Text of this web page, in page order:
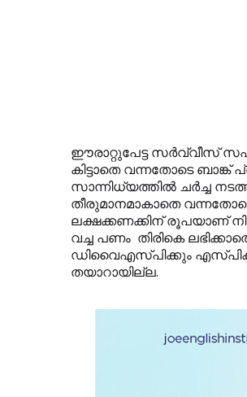
ഈരാറ്റുപേട്ട സര്‍വ്വീസ്
കിട്ടാതെ വന്നതോടെ
സാന്നിധ്യത്തില്‍ ചര്‍ച്ച
തീരുമാനമാകാതെ
ലക്ഷക്കണക്കിന് രൂപയാണ്
വച്ച പണം തിരികെ
ഡിവൈഎസ്പിക്കും
തയാറായില്ല.